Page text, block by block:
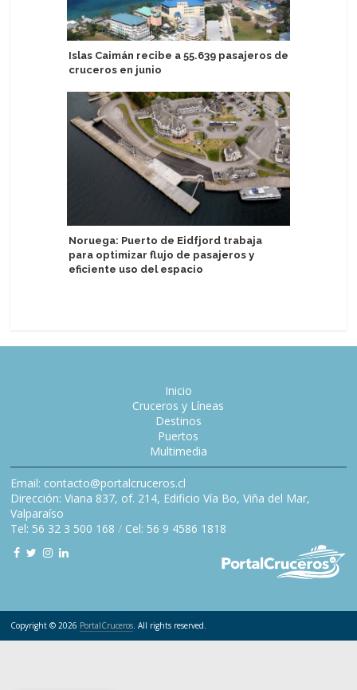
Islas Caimán recibe a 55.639 pasajeros de
cruceros en junio
Noruega: Puerto de Eidfjord trabaja
para optimizar flujo de pasajeros y
eficiente uso del espacio
Inicio
Cruceros y Líneas
Destinos
Puertos
Multimedia
Email: contacto@portalcruceros.cl
Dirección: Viana 837, of. 214, Edificio Vía Bo, Viña del Mar,
Valparaíso
Tel: 56 32 3 500 168 / Cel: 56 9 4586 1818
Copyright © 2026 PortalCruceros. All rights reserved.